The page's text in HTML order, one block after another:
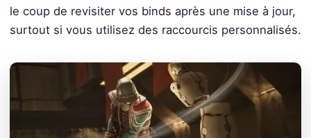
le coup de revisiter vos binds après une mise à jour,
surtout si vous utilisez des raccourcis personnalisés.